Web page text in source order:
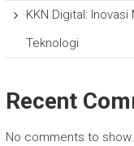
KKN Digital:
Teknologi
Recent
No comments to show.